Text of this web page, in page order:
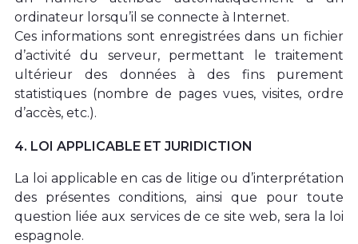
ordinateur lorsqu’il se connecte à Internet.
Ces informations sont enregistrées dans un fichier
d’activité du serveur, permettant le traitement
ultérieur des données à des fins purement
statistiques (nombre de pages vues, visites, ordre
d’accès, etc.).
4. LOI APPLICABLE ET JURIDICTION
La loi applicable en cas de litige ou d’interprétation
des présentes conditions, ainsi que pour toute
question liée aux services de ce site web, sera la loi
espagnole.